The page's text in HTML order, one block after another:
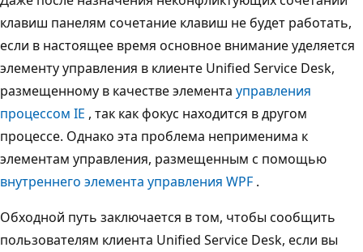
клавиш панелям сочетание клавиш не будет работать,
если в настоящее время основное внимание уделяется
элементу управления в клиенте Unified Service Desk,
размещенному в качестве элемента управления
процессом IE , так как фокус находится в другом
процессе. Однако эта проблема неприменима к
элементам управления, размещенным с помощью
внутреннего элемента управления WPF .
Обходной путь заключается в том, чтобы сообщить
пользователям клиента Unified Service Desk, если вы